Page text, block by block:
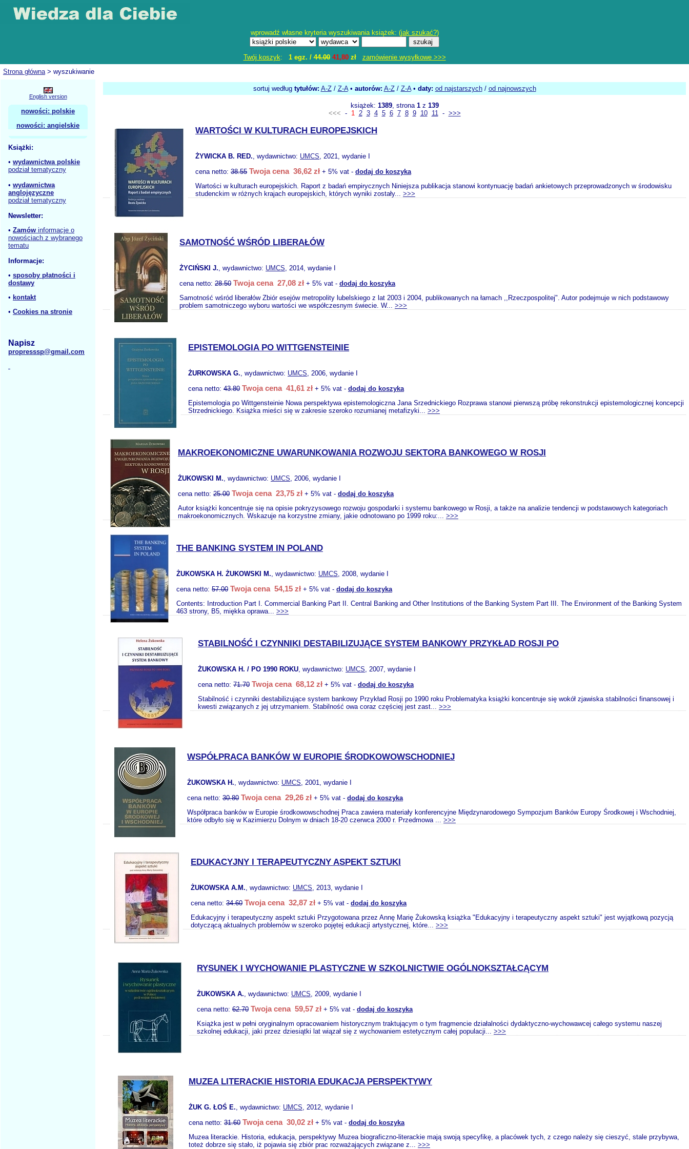
wprowadź własne kryteria wyszukiwania książek: (jak szukać?)
Twój koszyk: 1 egz. /44.00 41,80zł
zamówienie wysyłkowe >>>
Strona główna> wyszukiwanie
English version
nowości: polskie
nowości: angielskie
Książki:
• wydawnictwa polskie
podział tematyczny
• wydawnictwa
anglojęzyczne
podział tematyczny
Newsletter:
• Zamów informacje o
nowościach z wybranego
tematu
Informacje:
• sposoby płatności i
dostawy
• kontakt
• Cookies na stronie
Napisz
propresssp@gmail.com
sortuj według tytułów: A-Z/ Z-A• autorów: A-Z/ Z-A• daty: od najstarszych/ od najnowszych
książek: 1389, strona 1z 139
<<< - 1 2 3 4 5 6 7 8 9 10 11- >>>
WARTOŚCI W KULTURACH EUROPEJSKICH
ŻYWICKA B. RED., wydawnictwo: UMCS, 2021, wydanie I
cena netto: 38.55 Twoja cena 36,62 zł + 5% vat - dodaj do koszyka
Wartości w kulturach europejskich. Raport z badań empirycznych Niniejsza publikacja stanowi kontynuację badań ankietowych przeprowadzonych w środowisku
studenckim w różnych krajach europejskich, których wyniki zostały... >>>
SAMOTNOŚĆ WŚRÓD LIBERAŁÓW
ŻYCIŃSKI J., wydawnictwo: UMCS, 2014, wydanie I
cena netto: 28.50 Twoja cena 27,08 zł + 5% vat - dodaj do koszyka
Samotność wśród liberałów Zbiór esejów metropolity lubelskiego z lat 2003 i 2004, publikowanych na łamach ,,Rzeczpospolitej". Autor podejmuje w nich podstawowy
problem samotniczego wyboru wartości we współczesnym świecie. W... >>>
EPISTEMOLOGIA PO WITTGENSTEINIE
ŻURKOWSKA G., wydawnictwo: UMCS, 2006, wydanie I
cena netto: 43.80 Twoja cena 41,61 zł + 5% vat - dodaj do koszyka
Epistemologia po Wittgensteinie Nowa perspektywa epistemologiczna Jana Srzednickiego Rozprawa stanowi pierwszą próbę rekonstrukcji epistemologicznej koncepcji
Strzednickiego. Książka mieści się w zakresie szeroko rozumianej metafizyki... >>>
MAKROEKONOMICZNE UWARUNKOWANIA ROZWOJU SEKTORA BANKOWEGO W ROSJI
ŻUKOWSKI M., wydawnictwo: UMCS, 2006, wydanie I
cena netto: 25.00 Twoja cena 23,75 zł + 5% vat - dodaj do koszyka
Autor książki koncentruje się na opisie pokryzysowego rozwoju gospodarki i systemu bankowego w Rosji, a także na analizie tendencji w podstawowych kategoriach
makroekonomicznych. Wskazuje na korzystne zmiany, jakie odnotowano po 1999 roku:... >>>
THE BANKING SYSTEM IN POLAND
ŻUKOWSKA H. ŻUKOWSKI M., wydawnictwo: UMCS, 2008, wydanie I
cena netto: 57.00 Twoja cena 54,15 zł + 5% vat - dodaj do koszyka
Contents: Introduction Part I. Commercial Banking Part II. Central Banking and Other Institutions of the Banking System Part III. The Environment of the Banking System
463 strony, B5, miękka oprawa... >>>
STABILNOŚĆ I CZYNNIKI DESTABILIZUJĄCE SYSTEM BANKOWY PRZYKŁAD ROSJI PO
ŻUKOWSKA H. / PO 1990 ROKU, wydawnictwo: UMCS, 2007, wydanie I
cena netto: 71.70 Twoja cena 68,12 zł + 5% vat - dodaj do koszyka
Stabilność i czynniki destabilizujące system bankowy Przykład Rosji po 1990 roku Problematyka książki koncentruje się wokół zjawiska stabilności finansowej i
kwesti związanych z jej utrzymaniem. Stabilność owa coraz częściej jest zast... >>>
WSPÓŁPRACA BANKÓW W EUROPIE ŚRODKOWOWSCHODNIEJ
ŻUKOWSKA H., wydawnictwo: UMCS, 2001, wydanie I
cena netto: 30.80 Twoja cena 29,26 zł + 5% vat - dodaj do koszyka
Współpraca banków w Europie środkowowschodnej Praca zawiera materiały konferencyjne Międzynarodowego Sympozjum Banków Europy Środkowej i Wschodniej,
które odbyło się w Kazimierzu Dolnym w dniach 18-20 czerwca 2000 r. Przedmowa ... >>>
EDUKACYJNY I TERAPEUTYCZNY ASPEKT SZTUKI
ŻUKOWSKA A.M., wydawnictwo: UMCS, 2013, wydanie I
cena netto: 34.60 Twoja cena 32,87 zł + 5% vat - dodaj do koszyka
Edukacyjny i terapeutyczny aspekt sztuki Przygotowana przez Annę Marię Żukowską książka "Edukacyjny i terapeutyczny aspekt sztuki" jest wyjątkową pozycją
dotyczącą aktualnych problemów w szeroko pojętej edukacji artystycznej, które... >>>
RYSUNEK I WYCHOWANIE PLASTYCZNE W SZKOLNICTWIE OGÓLNOKSZTAŁCĄCYM
ŻUKOWSKA A., wydawnictwo: UMCS, 2009, wydanie I
cena netto: 62.70 Twoja cena 59,57 zł + 5% vat - dodaj do koszyka
Książka jest w pełni oryginalnym opracowaniem historycznym traktującym o tym fragmencie działalności dydaktyczno-wychowawcej całego systemu naszej
szkolnej edukacji, jaki przez dziesiątki lat wiązał się z wychowaniem estetycznym całej populacji... >>>
MUZEA LITERACKIE HISTORIA EDUKACJA PERSPEKTYWY
ŻUK G. ŁOŚ E., wydawnictwo: UMCS, 2012, wydanie I
cena netto: 31.60 Twoja cena 30,02 zł + 5% vat - dodaj do koszyka
Muzea literackie. Historia, edukacja, perspektywy Muzea biograficzno-literackie mają swoją specyfikę, a placówek tych, z czego należy się cieszyć, stale przybywa,
toteż dobrze się stało, iż pojawia się zbiór prac rozważających związane z... >>>